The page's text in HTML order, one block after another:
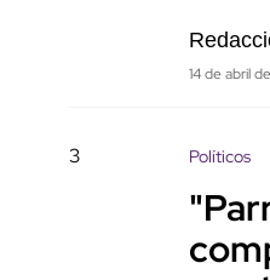
14 de abril
3 Políticos